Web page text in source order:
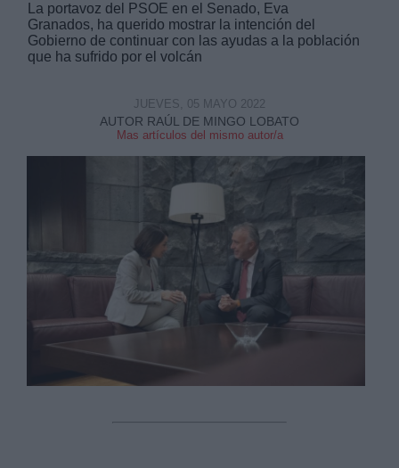
La portavoz del PSOE en el Senado, Eva
Granados, ha querido mostrar la intención del
Gobierno de continuar con las ayudas a la población
que ha sufrido por el volcán
AUTOR RAÚL DE MINGO LOBATO
Mas artículos del mismo autor/a
JUEVES, 05 MAYO 2022